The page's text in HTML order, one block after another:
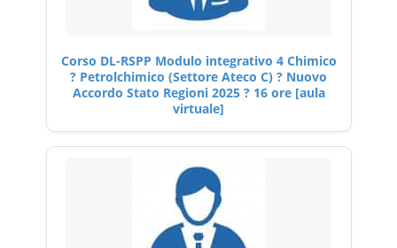
Corso DL-RSPP Modulo integrativo 4 Chimico
? Petrolchimico (Settore Ateco C) ? Nuovo
Accordo Stato Regioni 2025 ? 16 ore [aula
virtuale]